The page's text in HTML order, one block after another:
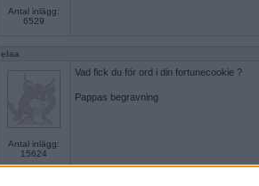
Antal inlägg:
6529
elaa
Antal inlägg:
15624
Vad fick du för ord i din fortunecookie ?
Pappas begravning